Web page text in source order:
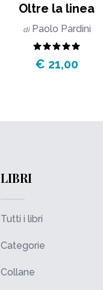
Oltre la linea
di Paolo Pardini
€ 21,00
LIBRI
Tutti i libri
Categorie
Collane